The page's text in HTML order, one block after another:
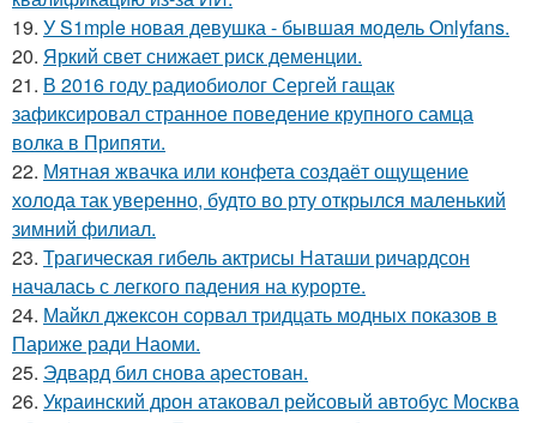
19. У S1mple новая девушка - бывшая модель Onlyfans.
20. Яркий свет снижает риск деменции.
21. В 2016 году радиобиолог Сергей гащак
зафиксировал странное поведение крупного самца
волка в Припяти.
22. Мятная жвачка или конфета создаёт ощущение
холода так уверенно, будто во рту открылся маленький
зимний филиал.
23. Трагическая гибель актрисы Наташи ричардсон
началась с легкого падения на курорте.
24. Майкл джексон сорвал тридцать модных показов в
Париже ради Наоми.
25. Эдвард бил снова аpестован.
26. Украинский дрон атаковал рейсовый автобус Москва